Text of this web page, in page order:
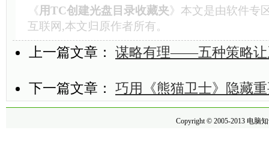
《用TC创建光盘目录收藏夹》本文是由软件专
互联网,本文归原作者所有。
上一篇文章： 谋略有理——五种策略让
下一篇文章： 巧用《熊猫卫士》隐藏
Copyright © 2005-2013 电脑